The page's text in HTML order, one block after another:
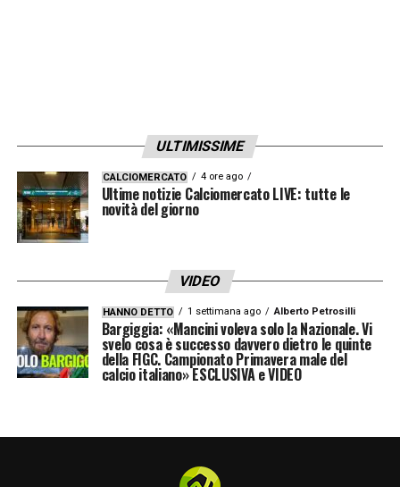
ULTIMISSIME
CALCIOMERCATO 4 ore ago
Ultime notizie Calciomercato LIVE: tutte le
novità del giorno
VIDEO
HANNO DETTO 1 settimana ago Alberto Petrosilli
Bargiggia: «Mancini voleva solo la Nazionale. Vi
svelo cosa è successo davvero dietro le quinte
della FIGC. Campionato Primavera male del
calcio italiano» ESCLUSIVA e VIDEO